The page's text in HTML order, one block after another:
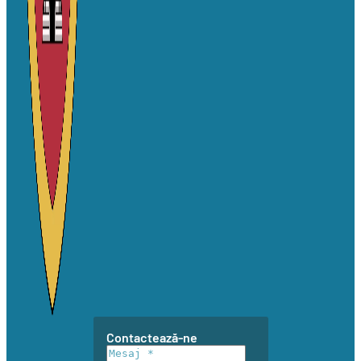
Contactează-ne